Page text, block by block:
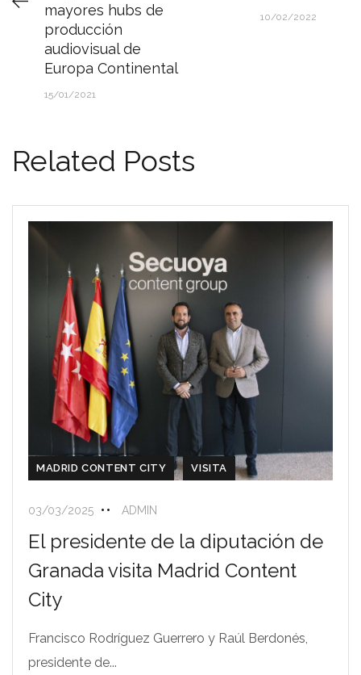
mayores hubs de
producción
audiovisual de
Europa Continental
15/01/2021
10/02/2022
Related Posts
MADRID CONTENT CITY VISITA
03/03/2025 ADMIN
El presidente de la diputación de
Granada visita Madrid Content
City
Francisco Rodríguez Guerrero y Raúl Berdonés,
presidente de...